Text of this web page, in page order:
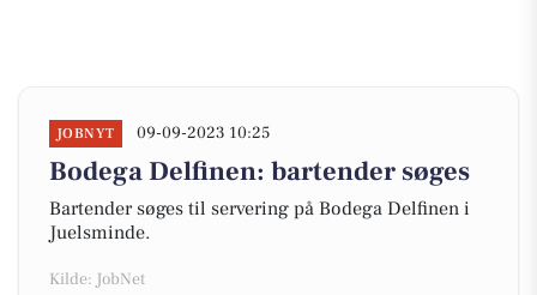
JOBNYT 09-09-2023 10:25
Bodega Delfinen: bartender søges
Bartender søges til servering på Bodega Delfinen i
Juelsminde.
Kilde: JobNet